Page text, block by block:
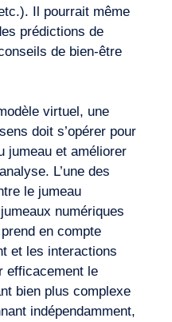
Il pourrait même
prédictions de
de bien-être
virtuel, une
doit s’opérer pour
jumeau et améliorer
L’une des
le jumeau
numériques
en compte
et les interactions
efficacement le
bien plus complexe
indépendamment,